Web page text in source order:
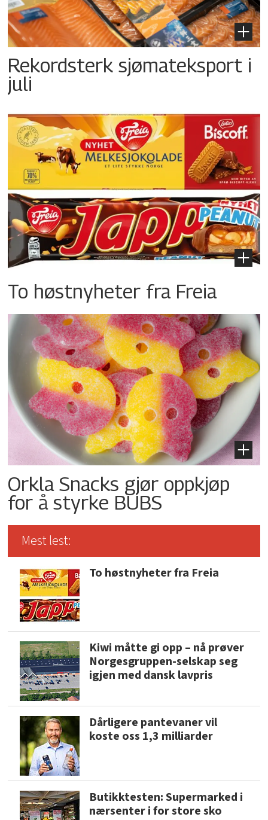
Rekordsterk sjømateksport i
juli
To høstnyheter fra Freia
Orkla Snacks gjør oppkjøp
for å styrke BUBS
Mest lest:
To høstnyheter fra Freia
Kiwi måtte gi opp – nå prøver
Norgesgruppen-selskap seg
igjen med dansk lavpris
Dårligere pantevaner vil
koste oss 1,3 milliarder
Butikktesten: Supermarked i
nærsenter i for store sko